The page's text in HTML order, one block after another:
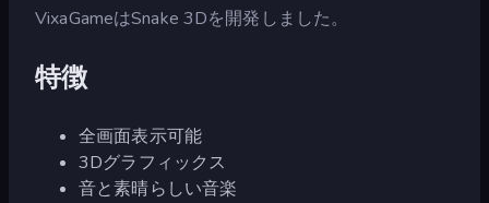
VixaGameはSnake 3Dを開発しました。
特徴
全画面表示可能
3Dグラフィックス
音と素晴らしい音楽